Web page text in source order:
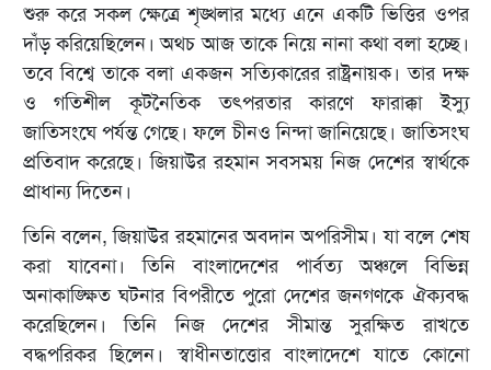
শুরু করে সকল ক্ষেত্রে শৃঙ্খলার মধ্যে এনে একটি ভিত্তির ওপর
দাঁড় করিয়েছিলেন। অথচ আজ তাকে নিয়ে নানা কথা বলা হচ্ছে।
তবে বিশ্বে তাকে বলা একজন সত্যিকারের রাষ্ট্রনায়ক। তার দক্ষ
ও গতিশীল কূটনৈতিক তৎপরতার কারণে ফারাক্কা ইস্যু
জাতিসংঘে পর্যন্ত গেছে। ফলে চীনও নিন্দা জানিয়েছে। জাতিসংঘ
প্রতিবাদ করেছে। জিয়াউর রহমান সবসময় নিজ দেশের স্বার্থকে
প্রাধান্য দিতেন।
তিনি বলেন, জিয়াউর রহমানের অবদান অপরিসীম। যা বলে শেষ
করা যাবেনা। তিনি বাংলাদেশের পার্বত্য অঞ্চলে বিভিন্ন
অনাকাঙ্ক্ষিত ঘটনার বিপরীতে পুরো দেশের জনগণকে ঐক্যবদ্ধ
করেছিলেন। তিনি নিজ দেশের সীমান্ত সুরক্ষিত রাখতে
বদ্ধপরিকর ছিলেন। স্বাধীনতাত্তোর বাংলাদেশে যাতে কোনো